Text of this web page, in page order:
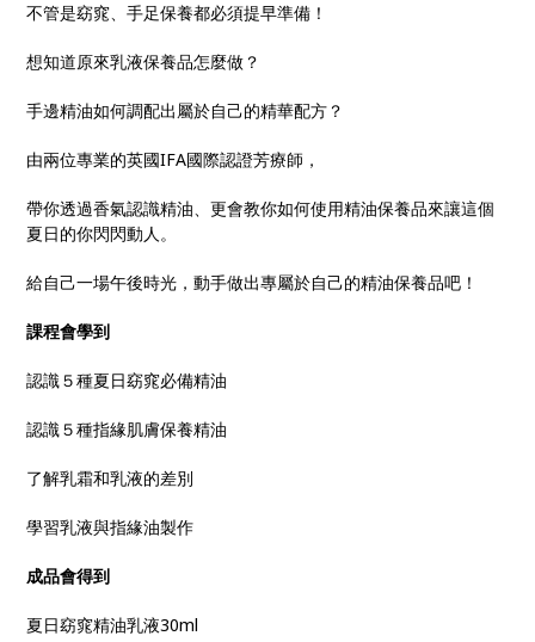
不管是窈窕、手足保養都必須提早準備！
想知道原來乳液保養品怎麼做？
手邊精油如何調配出屬於自己的精華配方？
由兩位專業的英國IFA國際認證芳療師，
帶你透過香氣認識精油、更會教你如何使用精油保養品來讓這個
夏日的你閃閃動人。
給自己一場午後時光，動手做出專屬於自己的精油保養品吧！
課程會學到
認識５種夏日窈窕必備精油
認識５種指緣肌膚保養精油
了解乳霜和乳液的差別
學習乳液與指緣油製作
成品會得到
夏日窈窕精油乳液30ml